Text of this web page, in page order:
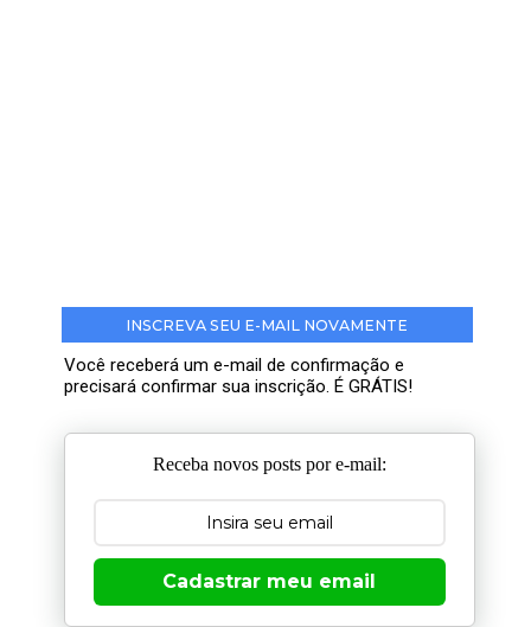
INSCREVA SEU E-MAIL NOVAMENTE
Você receberá um e-mail de confirmação e
precisará confirmar sua inscrição. É GRÁTIS!
Receba novos posts por e-mail:
Cadastrar meu email